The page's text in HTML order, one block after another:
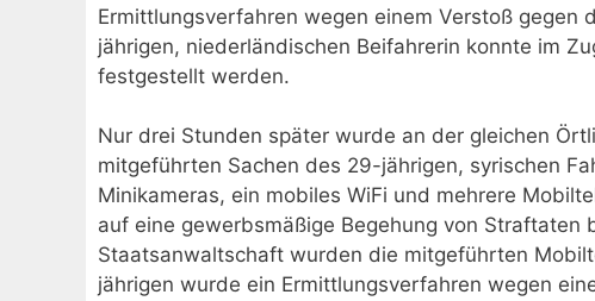
Ermittlungsverfahren wegen einem Verstoß
jährigen, niederländischen Beifahrerin konnte im
festgestellt werden.
Nur drei Stunden später wurde an der gleichen
mitgeführten Sachen des 29-jährigen, syrischen
Minikameras, ein mobiles WiFi und mehrere
auf eine gewerbsmäßige Begehung von Straftaten
Staatsanwaltschaft wurden die mitgeführten
jährigen wurde ein Ermittlungsverfahren wegen